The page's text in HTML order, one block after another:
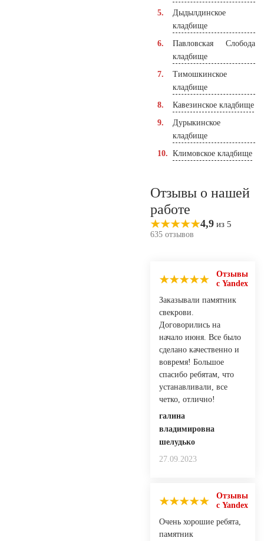
Дыдылдинское
кладбище
Павловская Слобода
кладбище
Тимошкинское
кладбище
Кавезинское кладбище
Дурыкинское
кладбище
Климовское кладбище
Отзывы о нашей
работе
4,9 из 5
635 отзывов
Отзывы
с Yandex
Заказывали памятник
свекрови.
Договорились на
начало июня. Все было
сделано качественно и
вовремя! Большое
спасибо ребятам, что
устанавливали, все
четко, отлично!
галина
владимировна
шелудько
27.09.2023
Отзывы
с Yandex
Очень хорошие ребята,
памятник